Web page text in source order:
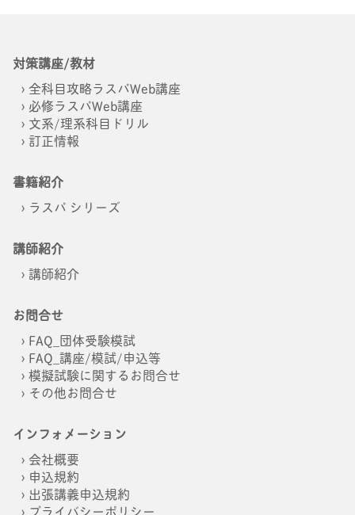
対策講座/教材
全科目攻略ラスパWeb講座
必修ラスパWeb講座
文系/理系科目ドリル
訂正情報
書籍紹介
ラスパ シリーズ
講師紹介
講師紹介
お問合せ
FAQ_団体受験模試
FAQ_講座/模試/申込等
模擬試験に関するお問合せ
その他お問合せ
インフォメーション
会社概要
申込規約
出張講義申込規約
プライバシーポリシー